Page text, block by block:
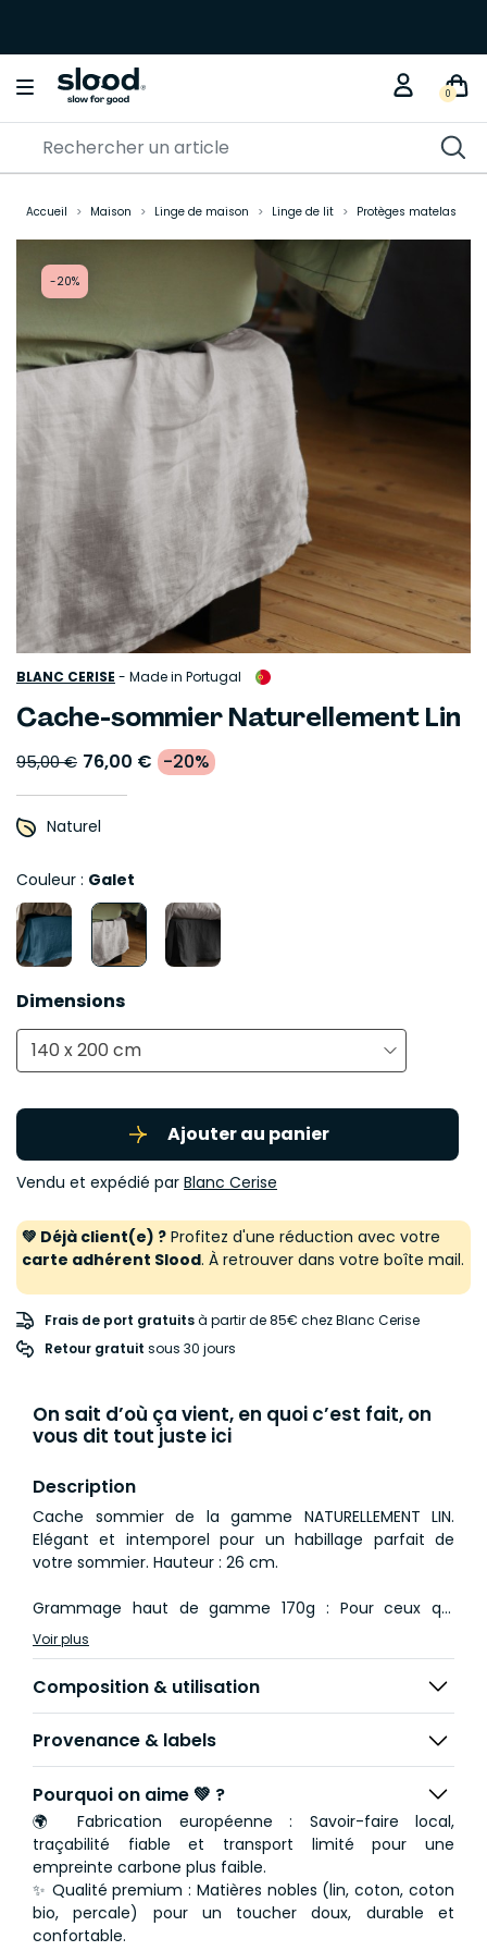
0
Accueil Maison Linge de maison Linge de lit Protèges matelas
-20%
BLANC CERISE - Made in Portugal
Cache-sommier Naturellement Lin
95,00 € 76,00 € -20%
Naturel
Couleur : Galet
Dimensions
140 x 200 cm
Ajouter au panier
Vendu et expédié par Blanc Cerise
💚 Déjà client(e) ? Profitez d'une réduction avec votre
carte adhérent Slood. À retrouver dans votre boîte mail.
Frais de port gratuitsà partir de 85€ chez Blanc Cerise
Retour gratuit sous 30 jours
On sait d’où ça vient, en quoi c’est fait, on
vous dit tout juste ici
Description
Cache sommier de la gamme NATURELLEMENT LIN.
Elégant et intemporel pour un habillage parfait de
votre sommier. Hauteur : 26 cm.
Grammage haut de gamme 170g : Pour ceux qui
apprécient une étoffe souple tout en étant résistante.
Thermorégulateur : Le lin offre des propriétés
thermorégulatrices exceptionnelles, assurant des nuits
respirant pour un sommeil de qualité.
Une grande palette pour tous les goûts : Pour mélanger
les couleurs au gré de vos envies. Parce que cela
permet de laisser parler votre créativité.
Respectueux pour la planète : La culture du lin n'est
pas gourmande en eau et nécessite peu de pesticides.
Notre lin est issu de cultures françaises.
Voir plus
Composition & utilisation
Provenance & labels
Pourquoi on aime 💚 ?
🌍 Fabrication européenne : Savoir-faire local,
traçabilité fiable et transport limité pour une
empreinte carbone plus faible.
✨ Qualité premium : Matières nobles (lin, coton, coton
bio, percale) pour un toucher doux, durable et
confortable.